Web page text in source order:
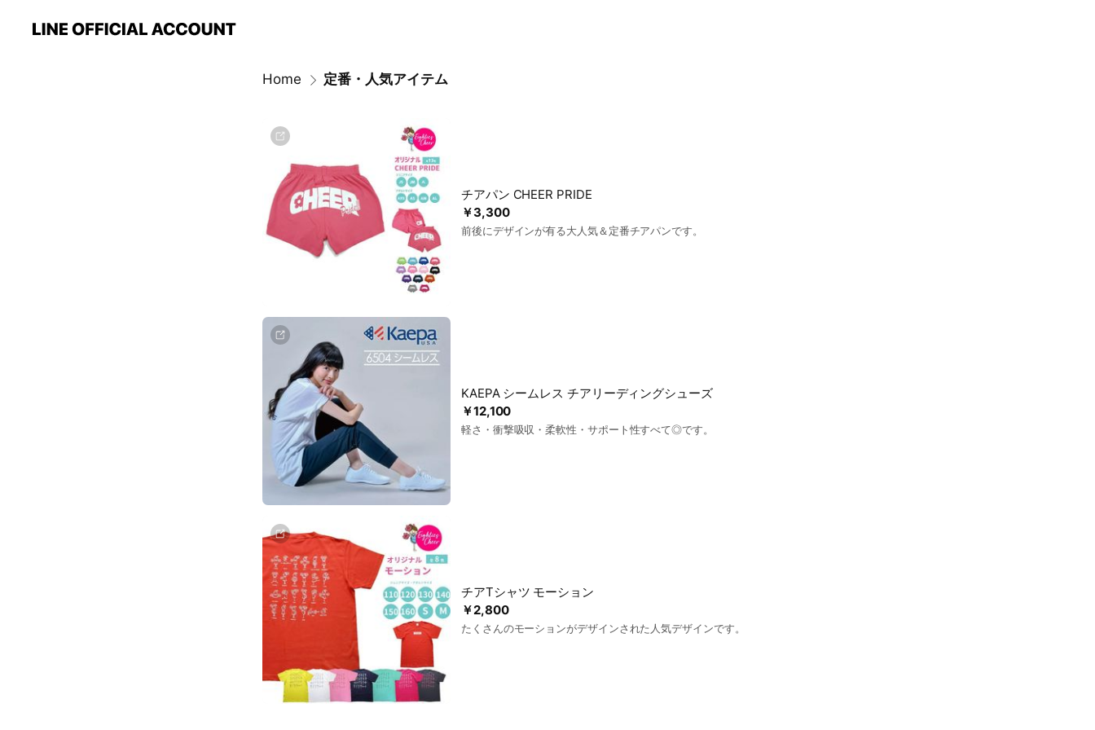
Home 定番・人気アイテム
￥3,300
チアパン CHEER PRIDE
前後にデザインが有る大人気＆定番チアパンです。
￥12,100
KAEPA シームレス チアリーディングシューズ
軽さ・衝撃吸収・柔軟性・サポート性すべて◎です。
￥2,800
チアTシャツ モーション
たくさんのモーションがデザインされた人気デザインです。